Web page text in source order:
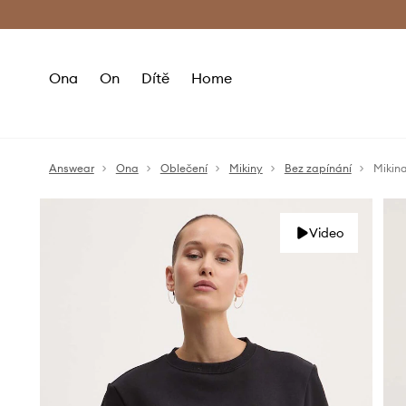
Ona On Dítě Home
Answear Ona Oblečení Mikiny Bez zapínání
Video